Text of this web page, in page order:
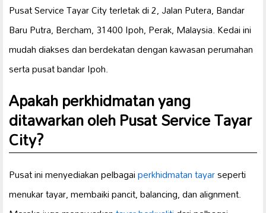
Pusat Service Tayar City terletak di 2, Jalan Putera, Bandar
Baru Putra, Bercham, 31400 Ipoh, Perak, Malaysia. Kedai ini
mudah diakses dan berdekatan dengan kawasan perumahan
serta pusat bandar Ipoh.
Apakah perkhidmatan yang
ditawarkan oleh Pusat Service Tayar
City?
Pusat ini menyediakan pelbagaiperkhidmatan tayarseperti
menukar tayar, membaiki pancit, balancing, dan alignment.